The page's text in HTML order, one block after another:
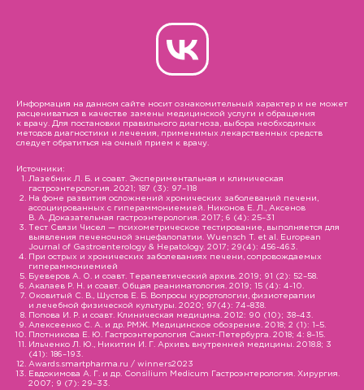
Информация на данном сайте носит ознакомительный характер и не может
расцениваться в качестве замены медицинской услуги и обращения
к врачу. Для постановки правильного диагноза, выбора необходимых
методов диагностики и лечения, применимых лекарственных средств
следует обратиться на очный прием к врачу.
Источники:
Лазебник Л. Б. и соавт. Экспериментальная и клиническая
гастроэнтерология. 2021; 187 (3): 97–118
На фоне развития осложнений хронических заболеваний печени,
ассоциированных с гипераммониемией. Никонов Е. Л., Аксенов
В. А. Доказательная гастроэнтерология. 2017; 6 (4): 25–31
Тест Связи Чисел — психометрическое тестирование, выполняется для
выявления печеночной энцефалопатии. Wuensch T. et al. European
Journal of Gastroenterology & Hepatology. 2017; 29(4): 456-463.
При острых и хронических заболеваниях печени, сопровождаемых
гипераммониемией
Буеверов А. О. и соавт. Терапевтический архив. 2019; 91 (2): 52–58.
Акалаев Р. Н. и соавт. Общая реаниматология. 2019; 15 (4): 4-10.
Оковитый С. В., Шустов Е. Б. Вопросы курортологии, физиотерапии
и лечебной физической культуры. 2020; 97(4): 74–838.
Попова И. Р. и соавт. Клиническая медицина. 2012: 90 (10); 38–43.
Алексеенко С. А. и др. РМЖ. Медицинское обозрение. 2018; 2 (1): 1–5.
Плотникова Е. Ю. Гастроэнтерология Санкт-Петербурга. 2018; 4: 8–15.
Ильченко Л. Ю., Никитин И. Г. Архивъ внутренней медицины. 2018.8; 3
(41): 186–193.
Awards.smartpharma.ru / winners2023
Евдокимова А. Г. и др. Consilium Medicum Гастроэнтерология. Хирургия.
2007; 9 (7): 29–33.